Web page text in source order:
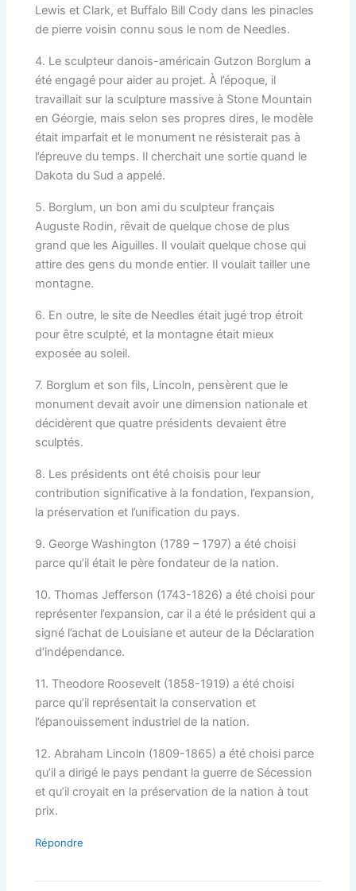
Lewis et Clark, et Buffalo Bill Cody dans les pinacles
de pierre voisin connu sous le nom de Needles.
4. Le sculpteur danois-américain Gutzon Borglum a
été engagé pour aider au projet. À l’époque, il
travaillait sur la sculpture massive à Stone Mountain
en Géorgie, mais selon ses propres dires, le modèle
était imparfait et le monument ne résisterait pas à
l’épreuve du temps. Il cherchait une sortie quand le
Dakota du Sud a appelé.
5. Borglum, un bon ami du sculpteur français
Auguste Rodin, rêvait de quelque chose de plus
grand que les Aiguilles. Il voulait quelque chose qui
attire des gens du monde entier. Il voulait tailler une
montagne.
6. En outre, le site de Needles était jugé trop étroit
pour être sculpté, et la montagne était mieux
exposée au soleil.
7. Borglum et son fils, Lincoln, pensèrent que le
monument devait avoir une dimension nationale et
décidèrent que quatre présidents devaient être
sculptés.
8. Les présidents ont été choisis pour leur
contribution significative à la fondation, l’expansion,
la préservation et l’unification du pays.
9. George Washington (1789 – 1797) a été choisi
parce qu’il était le père fondateur de la nation.
10. Thomas Jefferson (1743-1826) a été choisi pour
représenter l’expansion, car il a été le président qui a
signé l’achat de Louisiane et auteur de la Déclaration
d’indépendance.
11. Theodore Roosevelt (1858-1919) a été choisi
parce qu’il représentait la conservation et
l’épanouissement industriel de la nation.
12. Abraham Lincoln (1809-1865) a été choisi parce
qu’il a dirigé le pays pendant la guerre de Sécession
et qu’il croyait en la préservation de la nation à tout
prix.
Répondre